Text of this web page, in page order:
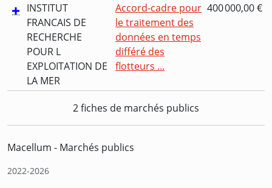
INSTITUT
FRANCAIS DE
RECHERCHE
POUR L
EXPLOITATION DE
LA MER
Accord-cadre pour
le traitement des
données en temps
différé des
flotteurs ...
400 000,00 €
2 fiches de marchés publics
Macellum - Marchés publics
2022-2026